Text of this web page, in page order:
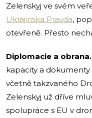
Zelenskyj ve svém
Ukrajinska Pravda,
otevřeně. Přesto
Diplomacie a obrana.
kapacity a
včetně takzvaného
Zelenskyj už dříve
spolupráce s EU v